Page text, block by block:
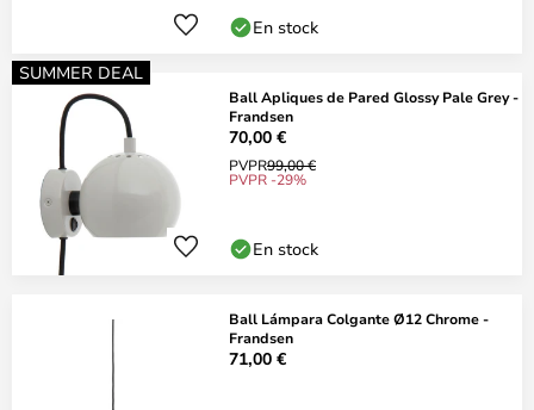
En stock
SUMMER DEAL
Ball Apliques de Pared Glossy Pale Grey -
Frandsen
70,00 €
PVPR99,00 €
PVPR -29%
En stock
Ball Lámpara Colgante Ø12 Chrome -
Frandsen
71,00 €